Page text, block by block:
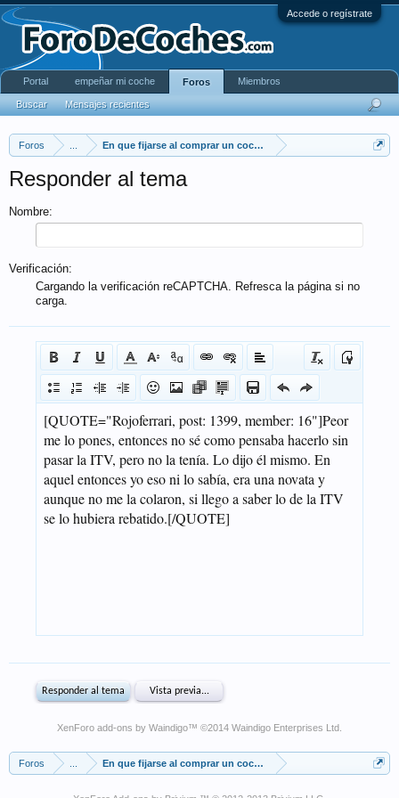
Accede o regístrate
Foros En que fijarse al comprar un coche de segunda mano.
Responder al tema
Nombre:
Verificación:
Cargando la verificación reCAPTCHA. Refresca la página si no
carga.
XenForo add-ons by Waindigo™ ©2014 Waindigo Enterprises Ltd
Foros En que fijarse al comprar un coche de segunda mano.
Portal empeñar mi coche Foros
Buscar Mensajes recientes
Miembros